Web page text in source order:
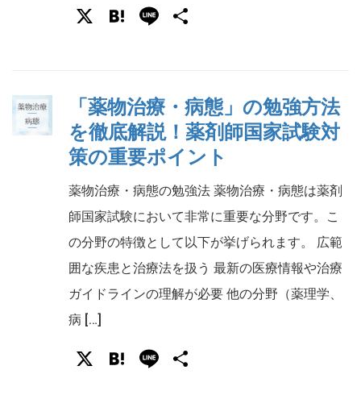
X Hatena
Line
「薬物治療・病態」の勉強方法
を徹底解説！薬剤師国家試験対
策の重要ポイント
薬物治療・病態の勉強法 薬物治療・病態は薬剤
師国家試験において非常に重要な分野です。こ
の分野の特徴として以下が挙げられます。 広範
囲な疾患と治療法を扱う 最新の医療情報や治療
ガイドラインの理解が必要 他の分野（薬理学、
病 […]
X Hatena
Line